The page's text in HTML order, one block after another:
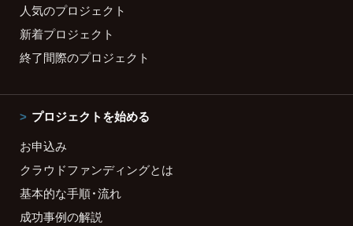
人気のプロジェクト
新着プロジェクト
終了間際のプロジェクト
プロジェクトを始める
お申込み
クラウドファンディングとは
基本的な手順・流れ
成功事例の解説